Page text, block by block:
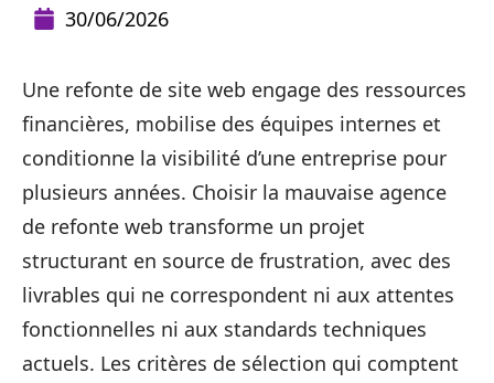
30/06/2026
Une refonte de site web engage des ressources
financières, mobilise des équipes internes et
conditionne la visibilité d’une entreprise pour
plusieurs années. Choisir la mauvaise agence
de refonte web transforme un projet
structurant en source de frustration, avec des
livrables qui ne correspondent ni aux attentes
fonctionnelles ni aux standards techniques
actuels. Les critères de sélection qui comptent